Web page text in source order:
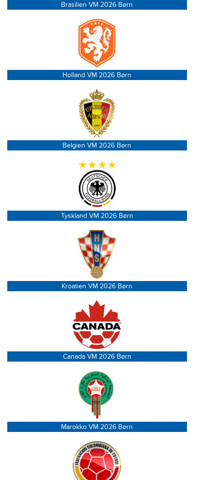
Brasilien VM 2026 Børn
Holland VM 2026 Børn
Belgien VM 2026 Børn
Tyskland VM 2026 Børn
Kroatien VM 2026 Børn
Canada VM 2026 Børn
Marokko VM 2026 Børn